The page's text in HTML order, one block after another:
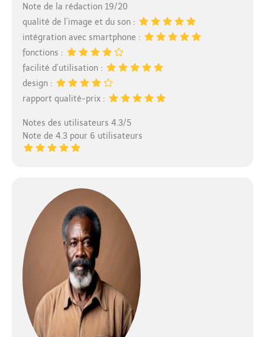
Note de la rédaction 19/20
qualité de l’image et du son :
intégration avec smartphone :
fonctions :
facilité d’utilisation :
design :
rapport qualité-prix :
Notes des utilisateurs 4.3/5
Note de 4.3 pour 6 utilisateurs